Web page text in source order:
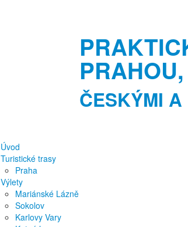
PRAHOU,
ČESKÝMI
Úvod
Turistické trasy
Praha
Výlety
Mariánské Lázně
Sokolov
Karlovy Vary